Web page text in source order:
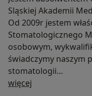
Sląskiej Akademii
Od 2009r jestem
Stomatologicznego
osobowym,
świadczymy naszym
stomatologii
więcej